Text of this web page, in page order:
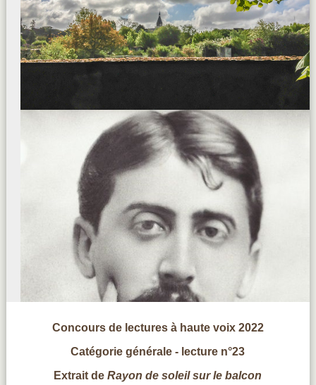
Concours de lectures à haute voix 2022
Catégorie générale - lecture n°23
Extrait deRayon de soleil sur le balcon